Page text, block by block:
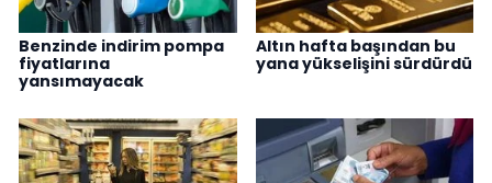
Benzinde indirim pompa
fiyatlarına
yansımayacak
Altın hafta başından bu
yana yükselişini sürdürdü